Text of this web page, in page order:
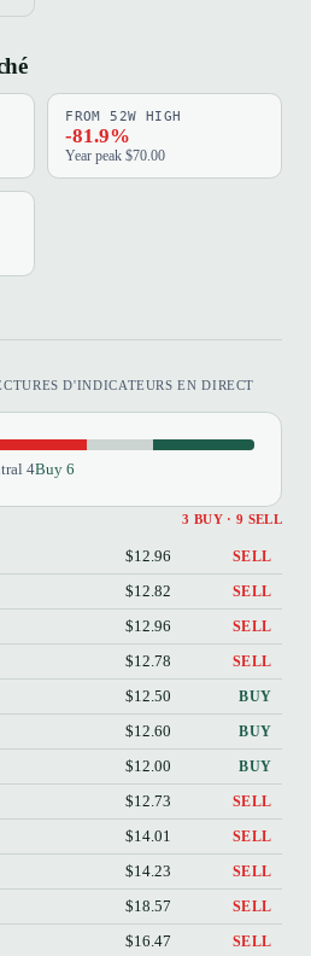
FROM 52W HIGH
-81.9%
Year peak $70.00
D'INDICATEURS EN DIRECT
4Buy 6
3 BUY · 9 SELL
$12.96 SELL
$12.82 SELL
$12.96 SELL
$12.78 SELL
$12.50 BUY
$12.60 BUY
$12.00 BUY
$12.73 SELL
$14.01 SELL
$14.23 SELL
$18.57 SELL
$16.47 SELL